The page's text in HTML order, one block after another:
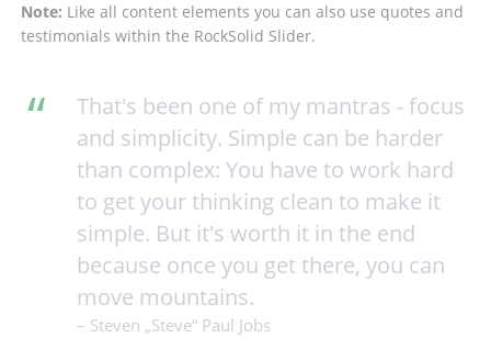
Note: Like all content elements you can also use quotes and
testimonials within the RockSolid Slider.
That's been one of my mantras - focus
and simplicity. Simple can be harder
than complex: You have to work hard
to get your thinking clean to make it
simple. But it's worth it in the end
because once you get there, you can
move mountains.
– Steven „Steve“ Paul Jobs